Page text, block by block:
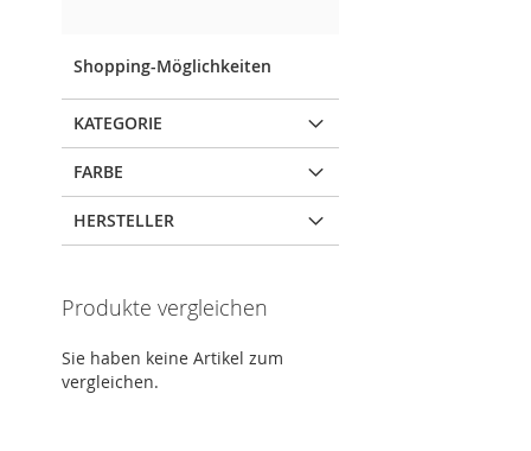
Shopping-Möglichkeiten
KATEGORIE
FARBE
HERSTELLER
Produkte vergleichen
Sie haben keine Artikel zum
vergleichen.